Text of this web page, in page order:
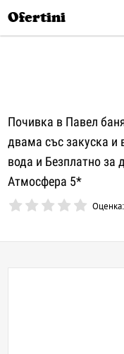
Ofertini
Почивка в Павел
двама със закуска и
вода и Безплатно за
Атмосфера 5*